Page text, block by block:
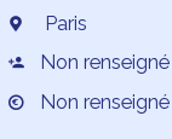
Paris
Non renseigné
Non renseigné